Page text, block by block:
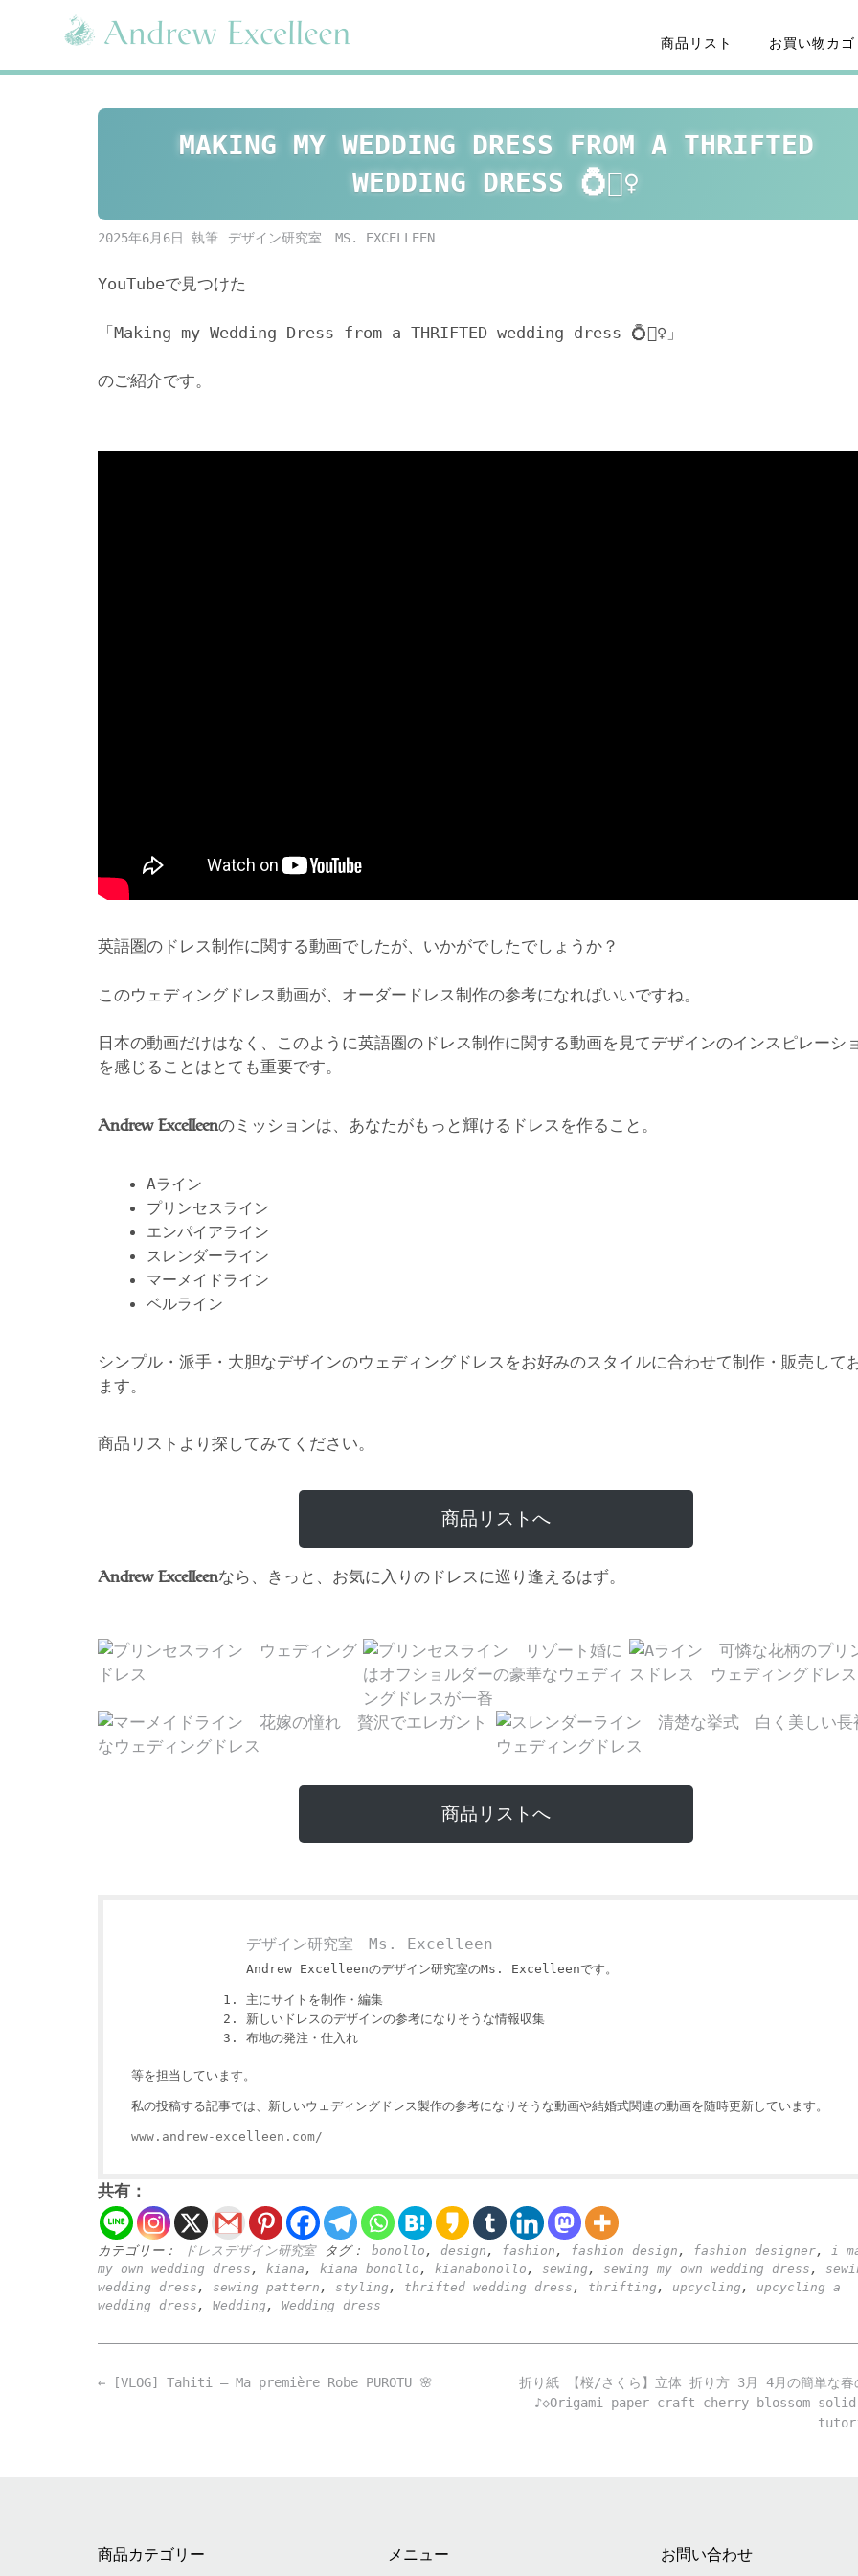
商品リスト お買い物カゴ
MAKING MY WEDDING DRESS FROM A THRIFTED
WEDDING DRESS 💍👰‍♀️
2025年6月6日 デザイン研究室 MS. EXCELLEEN
YouTubeで見つけた
「Making my Wedding Dress from a THRIFTED wedding dress 💍👰‍♀️」
のご紹介です。
英語圏のドレス制作に関する動画でしたが、いかがでしたでしょうか？
このウェディングドレス動画が、オーダードレス制作の参考になればいいですね。
日本の動画だけはなく、このように英語圏のドレス制作に関する動画を見てデザインのインスピレーシ
を感じることはとても重要です。
Andrew Excelleenのミッションは、あなたがもっと輝けるドレスを作ること。
Aライン
プリンセスライン
エンパイアライン
スレンダーライン
マーメイドライン
ベルライン
シンプル・派手・大胆なデザインのウェディングドレスをお好みのスタイルに合わせて制作・販売して
ます。
商品リストより探してみてください。
商品リストへ
Andrew Excelleenなら、きっと、お気に入りのドレスに巡り逢えるはず。
商品リストへ
デザイン研究室 Ms. Excelleen
Andrew Excelleenのデザイン研究室のMs. Excelleenです。
主にサイトを制作・編集
新しいドレスのデザインの参考になりそうな情報収集
布地の発注・仕入れ
等を担当しています。
私の投稿する記事では、新しいウェディングドレス製作の参考になりそうな動画や結婚式関連の動画を随時更新しています。
www.andrew-excelleen.com/
共有：
カテゴリー： ドレスデザイン研究室 タグ： bonollo , design , fashion , fashion design , fashion designer, i
my own wedding dress , kiana , kiana bonollo , kianabonollo , sewing , sewing my own wedding dress ,
wedding dress , sewing pattern , styling , thrifted wedding dress , thrifting , upcycling , upcycling a
wedding dress , Wedding , Wedding dress
Post
折り紙 【桜/さくら】立体 折り方 3月 4月の簡単な春
♪◇Origami paper craft cherry blossom solid
← [VLOG] Tahiti – Ma première Robe PUROTU 🌸
商品カテゴリー メニュー お問い合わせ